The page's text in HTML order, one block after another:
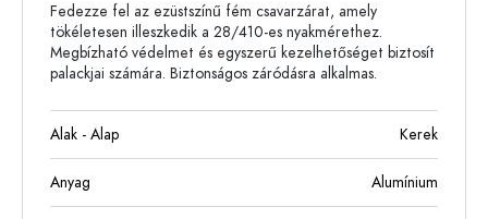
Fedezze fel az ezüstszínű fém csavarzárat, amely
tökéletesen illeszkedik a 28/410-es nyakmérethez.
Megbízható védelmet és egyszerű kezelhetőséget biztosít
palackjai számára. Biztonságos záródásra alkalmas.
Alak - Alap Kerek
Anyag Alumínium